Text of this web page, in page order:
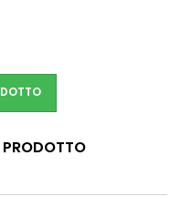
PRODOTTO